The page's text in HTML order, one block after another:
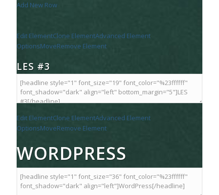
Add New Row
Edit ElementClone ElementAdvanced Element
OptionsMoveRemove Element
LES #3
Edit ElementClone ElementAdvanced Element
OptionsMoveRemove Element
WORDPRESS